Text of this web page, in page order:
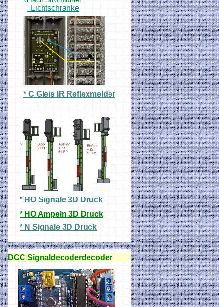
DCC Signaldecoderdecoder
' Lichtschranke
* C Gleis IR Reflexmelder
* HO Signale 3D Druck
* HO Ampeln 3D Druck
* N Signale 3D Druck